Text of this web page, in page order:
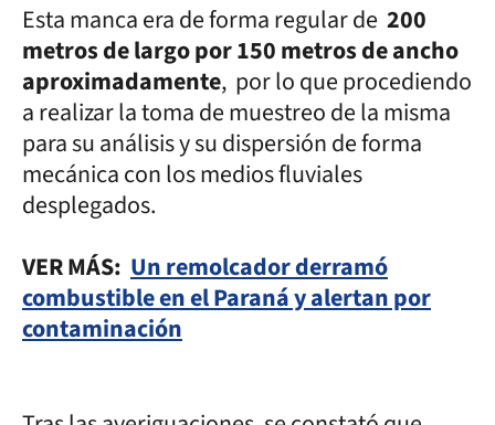
Esta manca era de forma regular de 200
metros de largo por 150 metros de ancho
aproximadamente, por lo que procediendo
a realizar la toma de muestreo de la misma
para su análisis y su dispersión de forma
mecánica con los medios fluviales
desplegados.
VER MÁS: Un remolcador derramó
combustible en el Paraná y alertan por
contaminación